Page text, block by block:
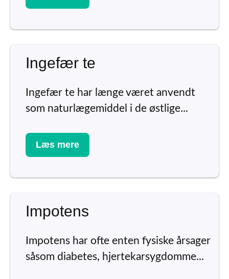
Ingefær te
Ingefær te har længe været anvendt
som naturlægemiddel i de østlige...
Læs mere
Impotens
Impotens har ofte enten fysiske årsager
såsom diabetes, hjertekarsygdomme...